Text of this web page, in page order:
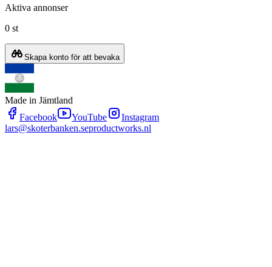
Aktiva annonser
0 st
Skapa konto för att bevaka
Made in Jämtland
Facebook
YouTube
Instagram
lars@skoterbanken.seproductworks.nl